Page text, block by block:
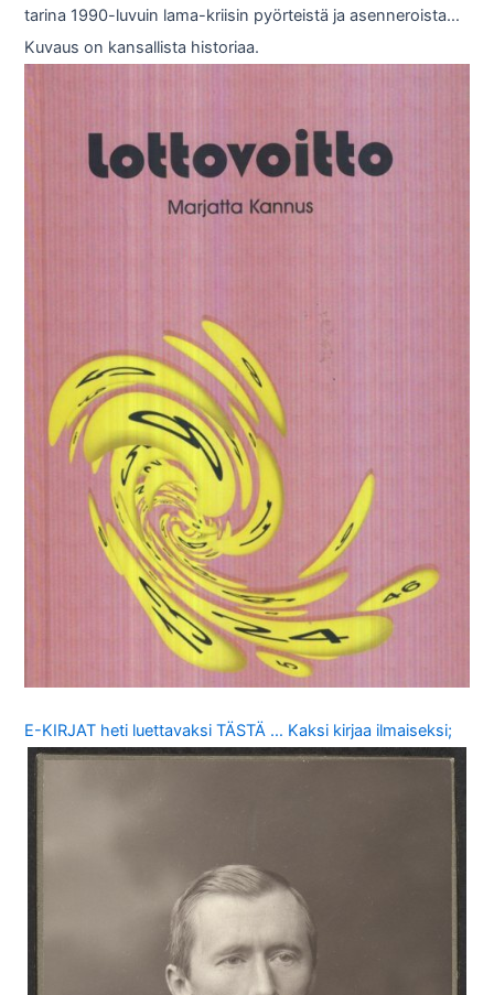
tarina 1990-luvuin lama-kriisin pyörteistä ja asenneroista…
Kuvaus on kansallista historiaa.
E-KIRJAT heti luettavaksi TÄSTÄ … Kaksi kirjaa ilmaiseksi;